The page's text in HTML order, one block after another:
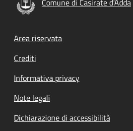
Comune di Casirate d'Adda
Footer menu
Area riservata
Crediti
Informativa privacy
Note legali
Dichiarazione di accessibilità